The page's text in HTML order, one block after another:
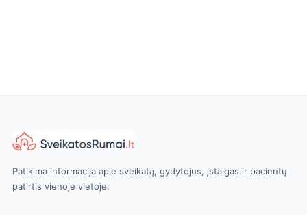
Patikima informacija apie sveikatą, gydytojus, įstaigas ir pacientų
patirtis vienoje vietoje.